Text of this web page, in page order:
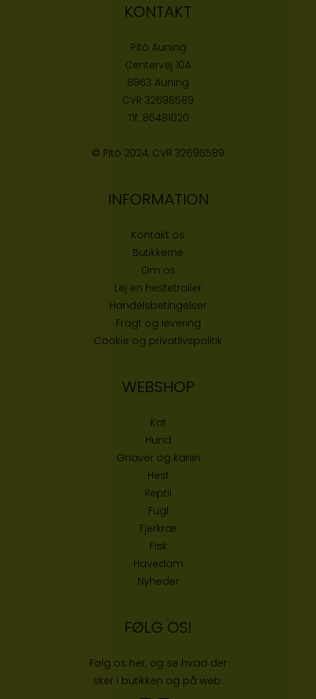
KONTAKT
Pitó Auning
Centervej 10A
8963 Auning
CVR 32696589
Tlf: 86481020
© Pitó 2024, CVR 32696589
INFORMATION
Kontakt os
Butikkerne
Om os
Lej en hestetrailer
Handelsbetingelser
Fragt og levering
Cookie og privatlivspolitik
WEBSHOP
Kat
Hund
Gnaver og kanin
Hest
Reptil
Fugl
Fjerkræ
Fisk
Havedam
Nyheder
FØLG OS!
Følg os her, og se hvad der
sker i butikken og på web: